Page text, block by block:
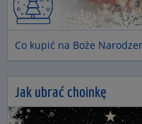
Co kupić na Boże
Jak ubrać choinkę